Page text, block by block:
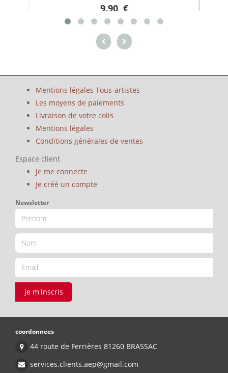
9.90 €
Mentions légales Tous-artistes
Les moyens de paiements
Livraison de votre colis
Mentions légales
Conditions générales de ventes
Espace client
Je me connecte
Je créé un compte
Newsletter
je m'inscris
coordonnees
44 route de Ferrières 81260 BRASSAC
services.clients.aep@gmail.com